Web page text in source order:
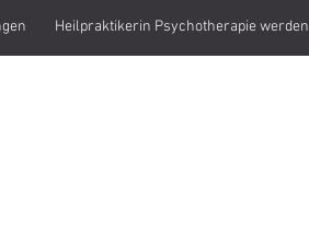
Heilpraktikerin Psychotherapie werden